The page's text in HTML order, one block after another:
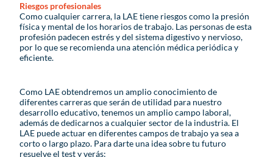
Riesgos profesionales
Como cualquier carrera, la LAE tiene riesgos como la presión
física y mental de los horarios de trabajo. Las personas de esta
profesión padecen estrés y del sistema digestivo y nervioso,
por lo que se recomienda una atención médica periódica y
eficiente.
Como LAE obtendremos un amplio conocimiento de
diferentes carreras que serán de utilidad para nuestro
desarrollo educativo, tenemos un amplio campo laboral,
además de dedicarnos a cualquier sector de la industria. El
LAE puede actuar en diferentes campos de trabajo ya sea a
corto o largo plazo. Para darte una idea sobre tu futuro
resuelve el test y verás: